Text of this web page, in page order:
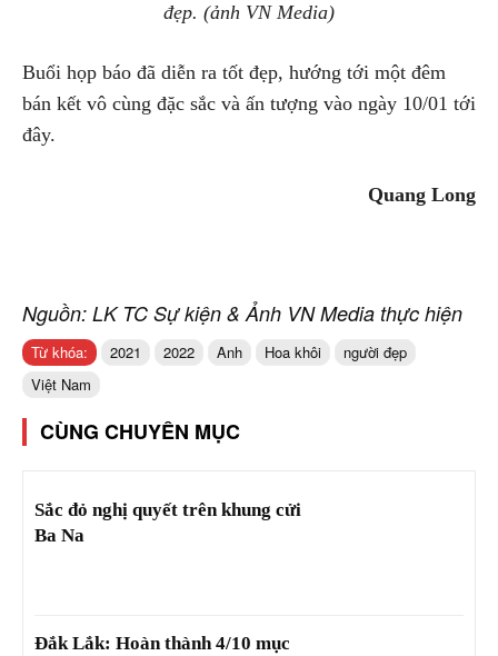
đẹp. (ảnh VN Media)
Buổi họp báo đã diễn ra tốt đẹp, hướng tới một đêm
bán kết vô cùng đặc sắc và ấn tượng vào ngày 10/01 tới
đây.
Quang Long
Nguồn: LK TC Sự kiện & Ảnh VN Media thực hiện
Từ khóa: 2021 2022 Anh Hoa khôi
người đẹp
Việt Nam
CÙNG CHUYÊN MỤC
Sắc đỏ nghị quyết trên khung cửi
Ba Na
Đắk Lắk: Hoàn thành 4/10 mục